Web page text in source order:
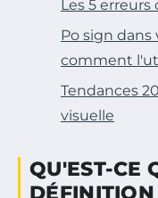
Les 5
Po sign
comment
Tendances
visuelle
QU'EST-CE